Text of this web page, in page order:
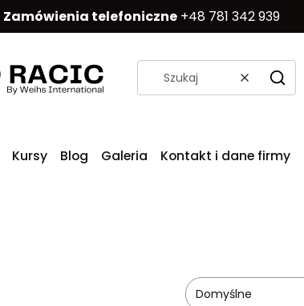
Zamówienia telefoniczne +48 781 342 939
WyczyśćSzukaj
Kursy Blog Galeria Kontakt i dane firmy
Domyślne